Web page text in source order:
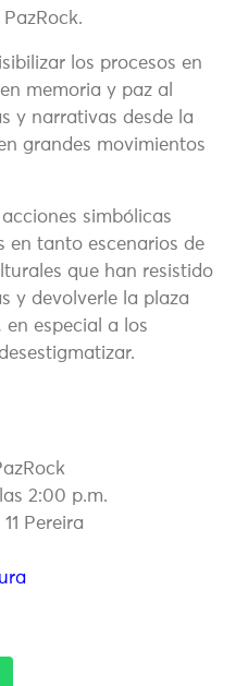
los procesos en
memoria y paz al
y narrativas desde la
grandes movimientos
simbólicas
en tanto escenarios de
que han resistido
y devolverle la plaza
especial a los
2:00 p.m.
Pereira